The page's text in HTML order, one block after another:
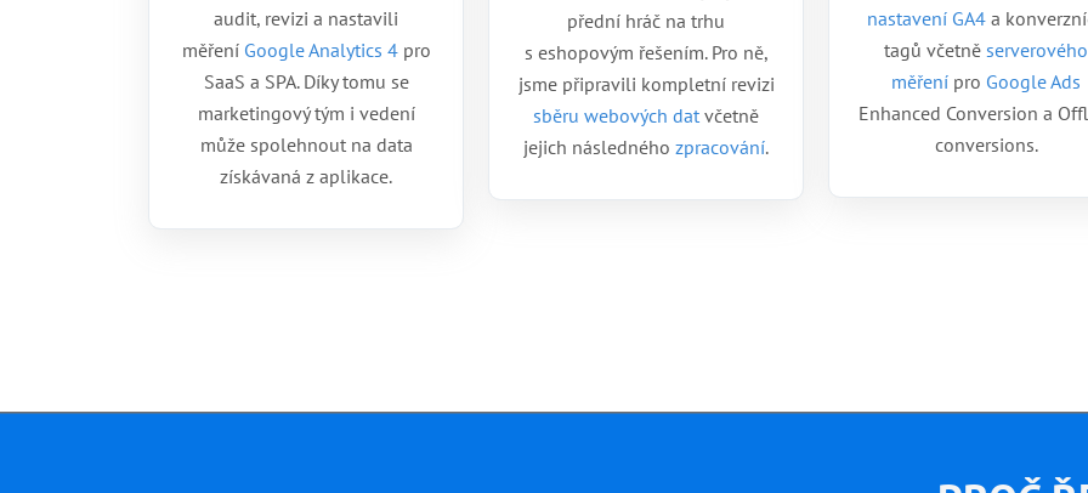
audit, revizi a nastavili
měření Google Analytics 4pro
SaaS a SPA. Díky tomu se
marketingový tým i vedení
může spolehnout na data
získávaná z aplikace.
přední hráč na trhu
s eshopovým řešením. Pro ně,
jsme připravili kompletní revizi
sběru webových dat včetně
jejich následného zpracování.
nastavení GA4a
tagů včetně serverového
měření pro Google Ads
Enhanced Conversion a
conversions.